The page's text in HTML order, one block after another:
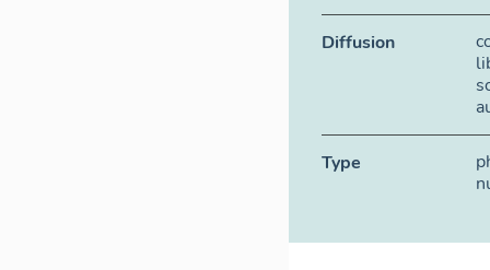
Diffusion
Type